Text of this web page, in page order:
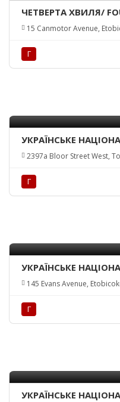
ЧЕТВЕРТА ХВИЛЯ/
15 Canmotor Avenue,
Г
УКРАЇНСЬКЕ
КАНАДИ – ТОРОНТО-
FEDERATION OF
2397a Bloor Street West,
Г
УКРАЇНСЬКЕ
КАНАДИ – ТОРОНТО-
FEDERATION OF
BRANCH
145 Evans Avenue,
Г
УКРАЇНСЬКЕ